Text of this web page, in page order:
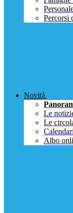
Percorsi
Novità
Le
Le
Albo